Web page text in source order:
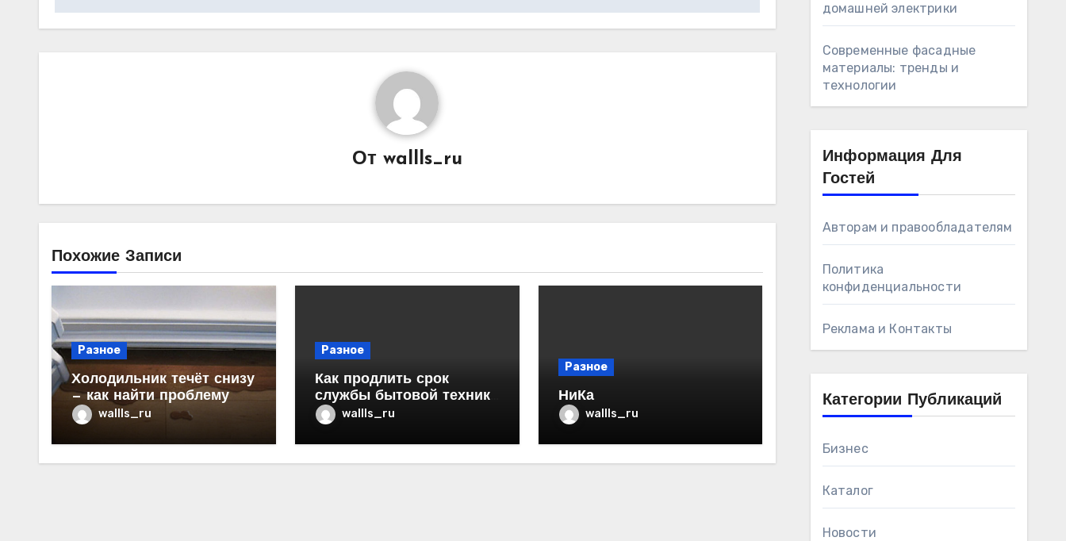
От wallls_ru
Похожие Записи
Разное
Холодильник течёт снизу
— как найти проблему
wallls_ru
Разное
Как продлить срок
службы бытовой техники
в квартире
wallls_ru
Разное
НиКа
wallls_ru
домашней электрики
Современные фасадные
материалы: тренды и
технологии
Информация Для
Гостей
Авторам и правообладателям
Политика
конфиденциальности
Реклама и Контакты
Категории Публикаций
Бизнес
Каталог
Новости